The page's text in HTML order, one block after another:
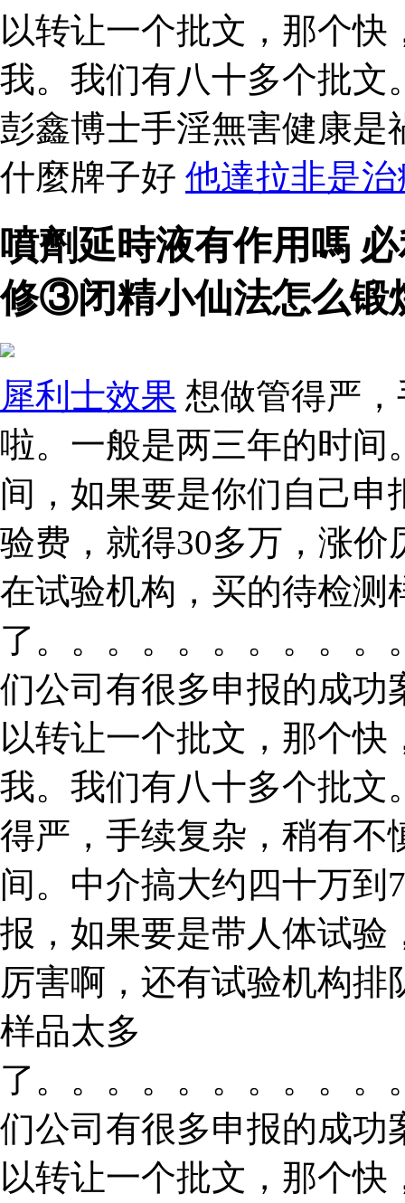
以转让一个批文，那个
我。我们有八十多个批文
彭鑫博士手淫無害健康是
什麼牌子好 他達拉非是
噴劑延時液有作用嗎
修③闭精小仙法怎么锻
犀利士效果 想做管得严
啦。一般是两三年的时间
间，如果要是你们自己
验费，就得30多万，涨
在试验机构，买的待检测
了。。。。。。。。。
们公司有很多申报的成功
以转让一个批文，那个
我。我们有八十多个批文
得严，手续复杂，稍有不
间。中介搞大约四十万到
报，如果要是带人体试验
厉害啊，还有试验机构
样品太多
了。。。。。。。。。
们公司有很多申报的成功
以转让一个批文，那个